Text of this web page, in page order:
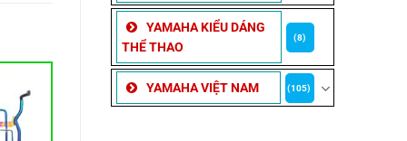
YAMAHA KIỂU DÁNG
THỂ THAO
(8)
YAMAHA VIỆT NAM (105)